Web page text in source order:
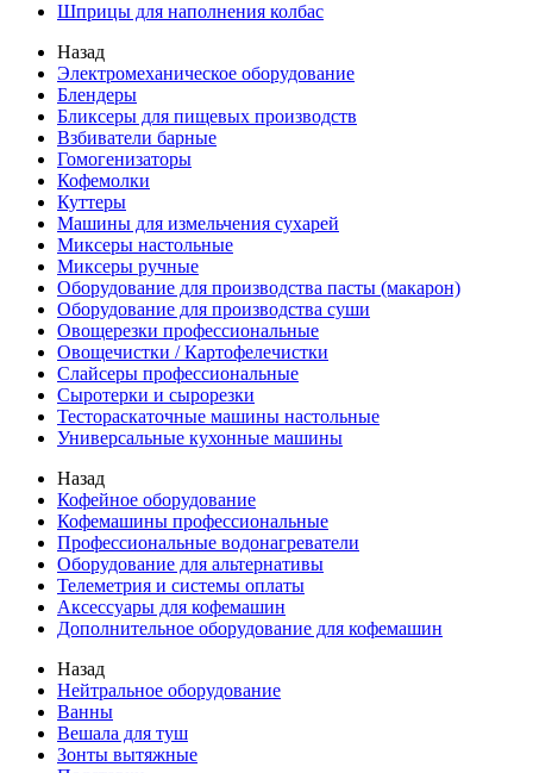
Шприцы для наполнения колбас
Назад
Электромеханическое оборудование
Блендеры
Бликсеры для пищевых производств
Взбиватели барные
Гомогенизаторы
Кофемолки
Куттеры
Машины для измельчения сухарей
Миксеры настольные
Миксеры ручные
Оборудование для производства пасты (макарон)
Оборудование для производства суши
Овощерезки профессиональные
Овощечистки / Картофелечистки
Слайсеры профессиональные
Сыротерки и сырорезки
Тестораскаточные машины настольные
Универсальные кухонные машины
Назад
Кофейное оборудование
Кофемашины профессиональные
Профессиональные водонагреватели
Оборудование для альтернативы
Телеметрия и системы оплаты
Аксессуары для кофемашин
Дополнительное оборудование для кофемашин
Назад
Нейтральное оборудование
Ванны
Вешала для туш
Зонты вытяжные